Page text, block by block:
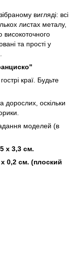
вигляді: всі
листах металу,
високоточного
та прості у
краї. Будьте
дорослих, оскільки
моделей (в
х 3,3 см.
х 0,2 см. (плоский